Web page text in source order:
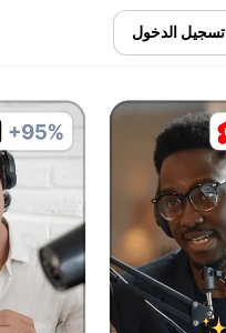
تسجيل الدخول